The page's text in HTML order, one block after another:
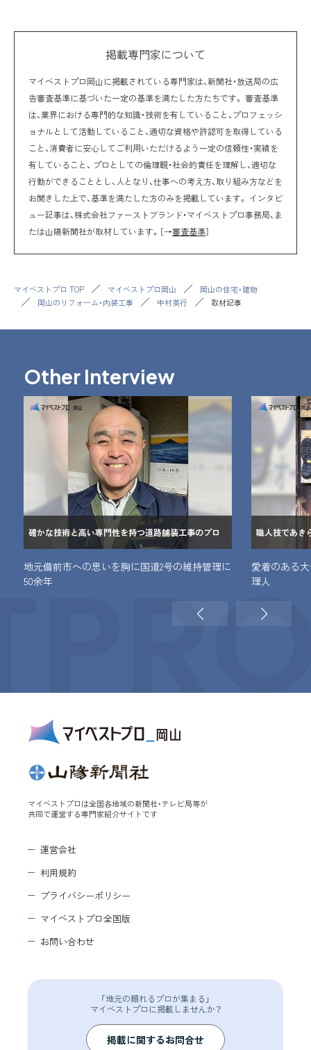
掲載専門家について
マイベストプロ岡山に掲載されている専門家は、新聞社・放送局の広
告審査基準に基づいた一定の基準を満たした方たちです。 審査基準
は、業界における専門的な知識・技術を有していること、プロフェッシ
ョナルとして活動していること、適切な資格や許認可を取得している
こと、消費者に安心してご利用いただけるよう一定の信頼性・実績を
有していること、 プロとしての倫理観・社会的責任を理解し、適切な
行動ができることとし、人となり、仕事への考え方、取り組み方などを
お聞きした上で、基準を満たした方のみを掲載しています。 インタビ
ュー記事は、株式会社ファーストブランド・マイベストプロ事務局、ま
たは山陽新聞社が取材しています。［→審査基準］
マイベストプロ TOP マイベストプロ岡山
岡山の住宅・建物
岡山のリフォーム・内装工事
中村英行 取材記事
Other Interview
確かな技術と高い専門性を持つ道路舗装工事のプロ
地元備前市への思いを胸に国道2号の維持管理に
50余年
職人技であき
愛着のある大
理人
マイベストプロは全国各地域の新聞社・テレビ局等が
共同で運営する専門家紹介サイトです
運営会社
利用規約
プライバシーポリシー
マイベストプロ全国版
お問い合わせ
「地元の頼れるプロが集まる」
マイベストプロに掲載しませんか？
掲載に関するお問合せ